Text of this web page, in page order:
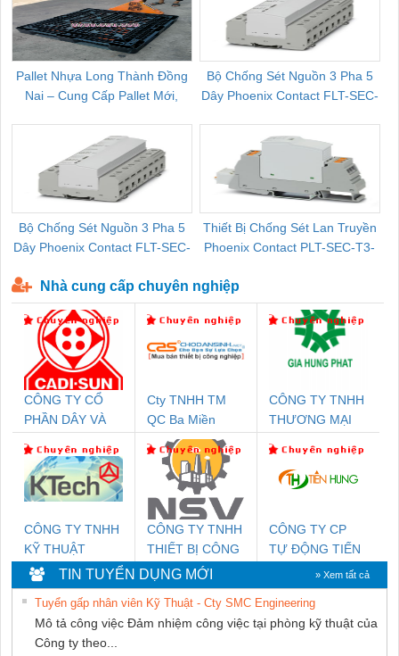
Pallet Nhựa Long Thành Đồng
Nai – Cung Cấp Pallet Mới,
Bộ Chống Sét Nguồn 3 Pha 5
Dây Phoenix Contact FLT-SEC-
Bộ Chống Sét Nguồn 3 Pha 5
Dây Phoenix Contact FLT-SEC-
Thiết Bị Chống Sét Lan Truyền
Phoenix Contact PLT-SEC-T3-
Nhà cung cấp chuyên nghiệp
CÔNG TY CỔ
PHẦN DÂY VÀ
THƯỢNG ĐÌNH
Cty TNHH TM
QC Ba Miền
CÔNG TY TNHH
THƯƠNG MẠI
THUẬT ĐIỆN CƠ
GIA HƯNG
CÔNG TY TNHH
KỸ THUẬT
KTECH VIỆT
NAM
CÔNG TY TNHH
THIẾT BỊ CÔNG
NGHIỆP NIHON
SETSUBI VIỆT
NAM
CÔNG TY CP
TỰ ĐỘNG TIẾN
TIN TUYỂN DỤNG MỚI » Xem tất cả
Tuyển gấp nhân viên Kỹ Thuật - Cty SMC Engineering
Mô tả công việc Đảm nhiệm công việc tại phòng kỹ thuật của
Công ty theo...